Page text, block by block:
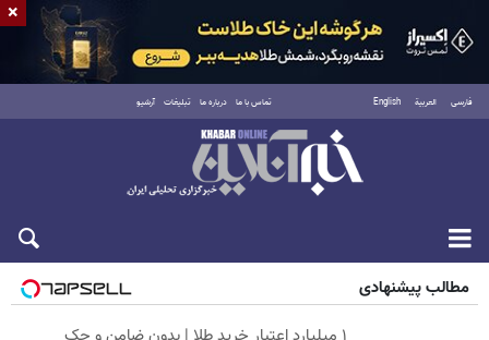
فارسی العربية English تماس با ما درباره ما تبلیغات آرشیو
جمعه ۱۶ مرداد ۱۴۰۵
مطالب پیشنهادی
×